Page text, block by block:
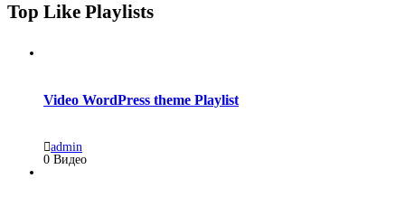
Top Like Playlists
Video WordPress theme Playlist
admin
0 Видео